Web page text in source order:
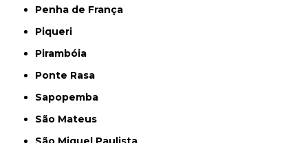
Penha de França
Piqueri
Pirambóia
Ponte Rasa
Sapopemba
São Mateus